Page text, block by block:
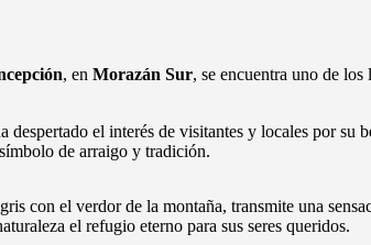
, en Morazán Sur, se encuentra uno de
el interés de visitantes y locales por
de arraigo y tradición.
con el verdor de la montaña, transmite una
el refugio eterno para sus seres queridos.